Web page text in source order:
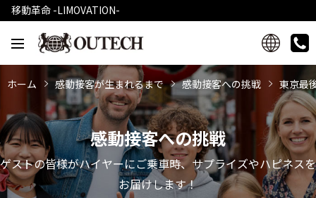
移動革命 -LIMOVATION-
ホーム 感動接客が生まれるまで 感動接客への挑戦 東京最
感動接客への挑戦
ゲストの皆様がハイヤーにご乗車時、サプライズやハピネスを
お届けします！